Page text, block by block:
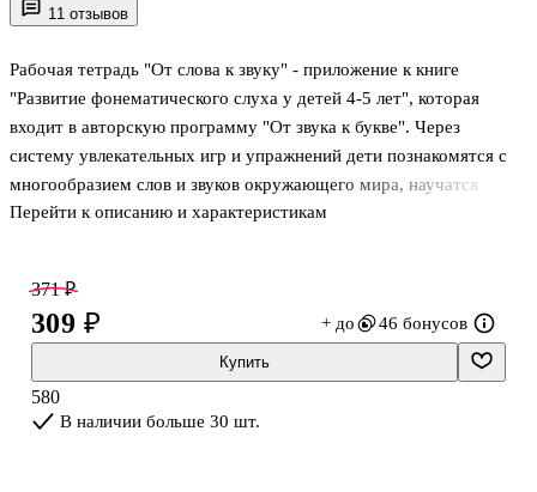
11 отзывов
Рабочая тетрадь "От слова к звуку" - приложение к книге
"Развитие фонематического слуха у детей 4-5 лет", которая
входит в авторскую программу "От звука к букве". Через
систему увлекательных игр и упражнений дети познакомятся с
многообразием слов и звуков окружающего мира, научатся
делить слова на слоги, произносить звуки изолированно.
обучения и станет хорошей базой на следующем этапе обучения.
Рекомендуется широкому кругу специалистов, работающих в
дошкольно-образовательных учреждениях, родителям для
занятий с детьми дома. Ранее книга издавалась изд-ом
«Ювентой», но в данный моме
Перейти к описанию и характеристикам
371 ₽
309 ₽ + до 46 бонусов
Купить
580
В наличии больше 30 шт.